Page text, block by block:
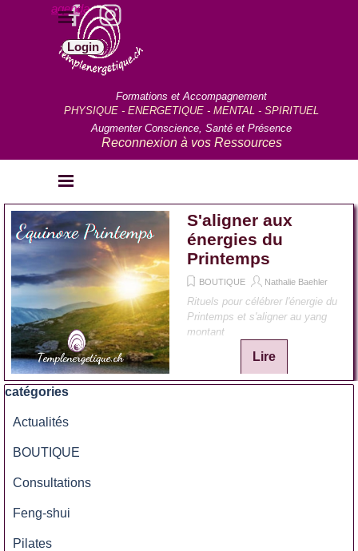
Aller au contenu
agenda
Sauter le menu
Login
Formations et Accompagnement
PHYSIQUE - ENERGETIQUE - MENTAL - SPIRITUEL
Augmenter Conscience, Santé et Présence
Reconnexion à vos Ressources
Sauter le menu
S'aligner aux
énergies du
Printemps
BOUTIQUE Nathalie Baehler
Rituels pour célébrer l'énergie du
Printemps et s'aligner au yang
montant
Lire
Sauter le bloc catégories
catégories
Actualités
BOUTIQUE
Consultations
Feng-shui
Pilates